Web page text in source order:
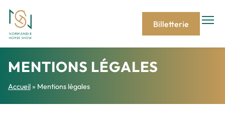
Billetterie
MENTIONS LÉGALES
Accueil» Mentions légales